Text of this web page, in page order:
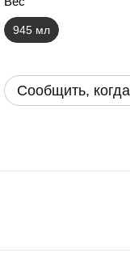
945 мл
Сообщить,